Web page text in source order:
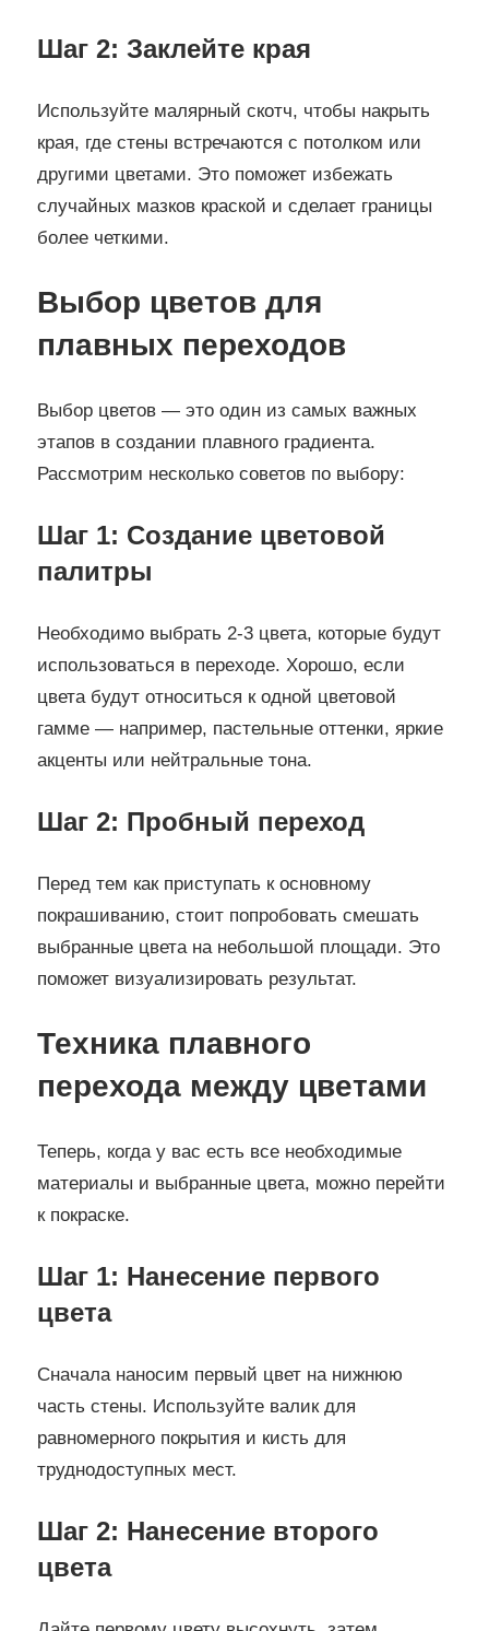
Шаг 2: Заклейте края
Используйте малярный скотч, чтобы накрыть
края, где стены встречаются с потолком или
другими цветами. Это поможет избежать
случайных мазков краской и сделает границы
более четкими.
Выбор цветов для
плавных переходов
Выбор цветов — это один из самых важных
этапов в создании плавного градиента.
Рассмотрим несколько советов по выбору:
Шаг 1: Создание цветовой
палитры
Необходимо выбрать 2-3 цвета, которые будут
использоваться в переходе. Хорошо, если
цвета будут относиться к одной цветовой
гамме — например, пастельные оттенки, яркие
акценты или нейтральные тона.
Шаг 2: Пробный переход
Перед тем как приступать к основному
покрашиванию, стоит попробовать смешать
выбранные цвета на небольшой площади. Это
поможет визуализировать результат.
Техника плавного
перехода между цветами
Теперь, когда у вас есть все необходимые
материалы и выбранные цвета, можно перейти
к покраске.
Шаг 1: Нанесение первого
цвета
Сначала наносим первый цвет на нижнюю
часть стены. Используйте валик для
равномерного покрытия и кисть для
труднодоступных мест.
Шаг 2: Нанесение второго
цвета